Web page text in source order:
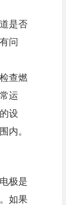
是否
问
检查燃
运
设
内。
极是
如果